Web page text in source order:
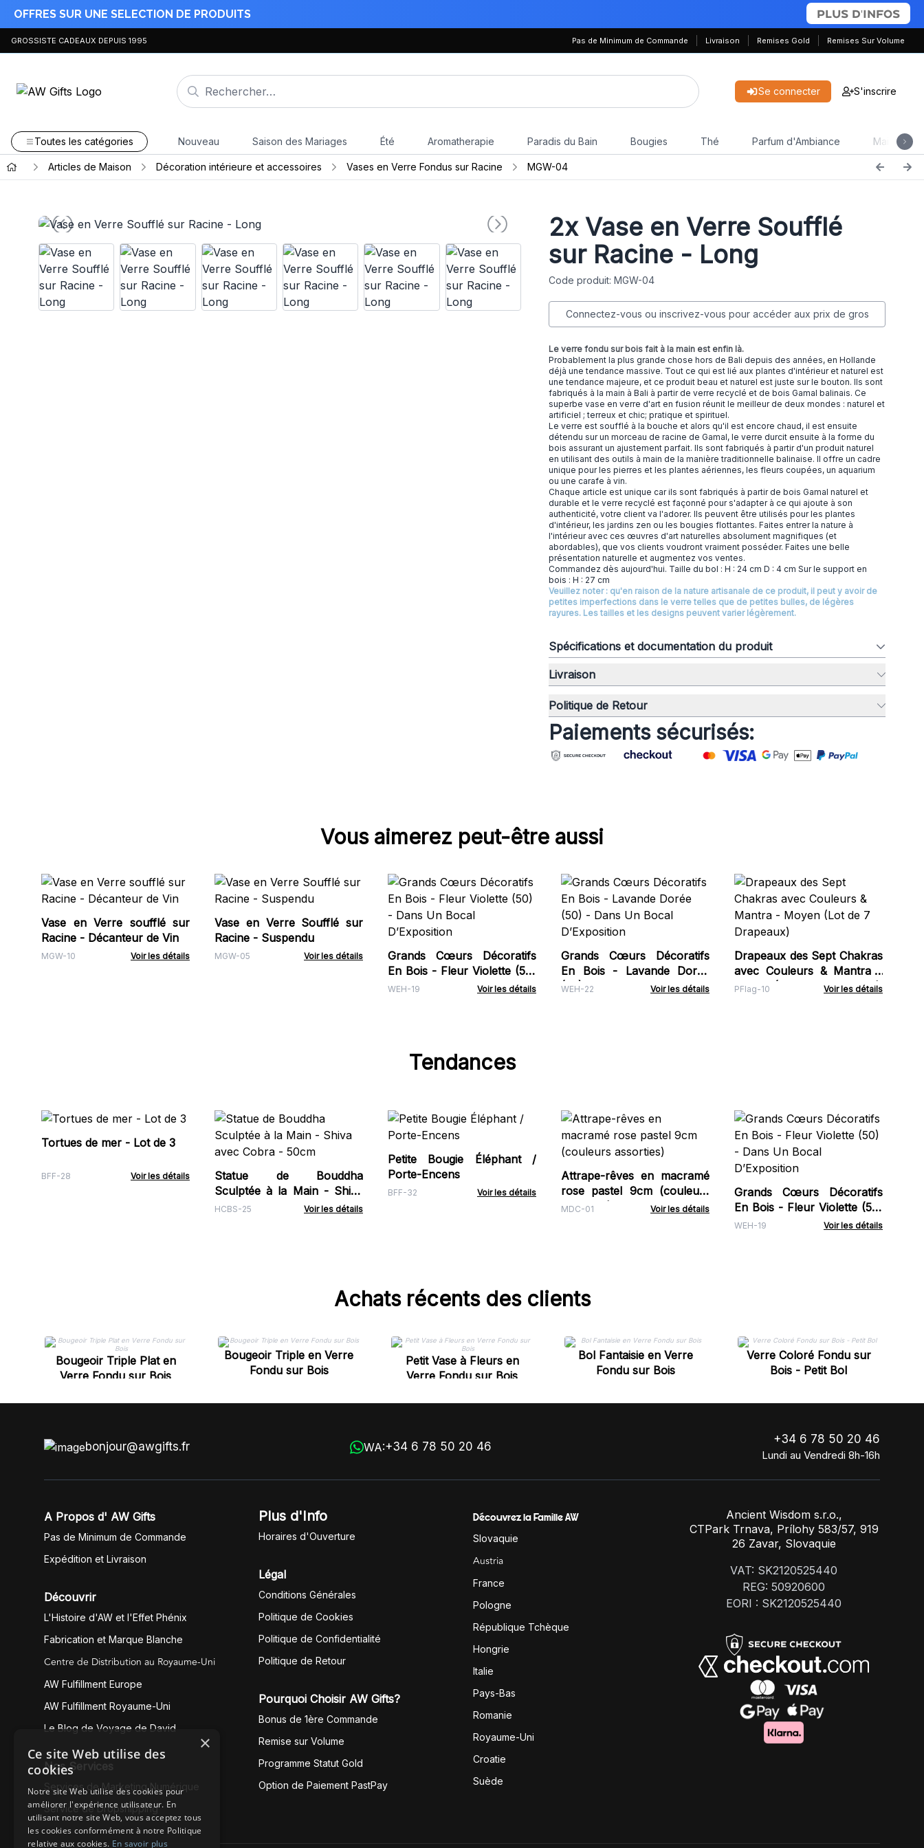
OFFRES SUR UNE SELECTION DE PRODUITS PLUS D'INFOS
GROSSISTE CADEAUX DEPUIS 1995 Pas de Minimum de Commande Livraison Remises Gold Remises Sur Volume
Se connecter S'inscrire
Toutes les catégories Nouveau Saison des Mariages Été Aromatherapie Paradis du Bain Bougies Thé Parfum d'Ambiance Maison &
Articles de Maison Décoration intérieure et accessoires Vases en Verre Fondus sur Racine MGW-04
2xVase en Verre Soufflé
sur Racine - Long
Code produit: MGW-04
Connectez-vous ou inscrivez-vous pour accéder aux prix de gros
Le verre fondu sur bois fait à la main est enfin là.
Probablement la plus grande chose hors de Bali depuis des années, en Hollande
déjà une tendance massive. Tout ce qui est lié aux plantes d'intérieur et naturel est
une tendance majeure, et ce produit beau et naturel est juste sur le bouton. Ils sont
fabriqués à la main à Bali à partir de verre recyclé et de bois Gamal balinais. Ce
superbe vase en verre d'art en fusion réunit le meilleur de deux mondes : naturel et
artificiel ; terreux et chic; pratique et spirituel.
Le verre est soufflé à la bouche et alors qu'il est encore chaud, il est ensuite
détendu sur un morceau de racine de Gamal, le verre durcit ensuite à la forme du
bois assurant un ajustement parfait. Ils sont fabriqués à partir d'un produit naturel
en utilisant des outils à main de la manière traditionnelle balinaise. Il offre un cadre
unique pour les pierres et les plantes aériennes, les fleurs coupées, un aquarium
ou une carafe à vin.
Chaque article est unique car ils sont fabriqués à partir de bois Gamal naturel et
durable et le verre recyclé est façonné pour s'adapter à ce qui ajoute à son
authenticité, votre client va l'adorer. Ils peuvent être utilisés pour les plantes
d'intérieur, les jardins zen ou les bougies flottantes. Faites entrer la nature à
l'intérieur avec ces œuvres d'art naturelles absolument magnifiques (et
abordables), que vos clients voudront vraiment posséder. Faites une belle
présentation naturelle et augmentez vos ventes.
Commandez dès aujourd'hui. Taille du bol : H : 24 cm D : 4 cm Sur le support en
bois : H : 27 cm
Veuillez noter : qu'en raison de la nature artisanale de ce produit, il peut y avoir de
petites imperfections dans le verre telles que de petites bulles, de légères
rayures. Les tailles et les designs peuvent varier légèrement.
Spécifications et documentation du produit
Livraison
Politique de Retour
Paiements sécurisés:
Vous aimerez peut-être aussi
Vase en Verre soufflé sur
Racine - Décanteur de Vin
MGW-10 Voir les détails
Vase en Verre Soufflé sur
Racine - Suspendu
MGW-05 Voir les détails
Grands Cœurs Décoratifs
En Bois - Fleur Violette (50)
- Dans Un Bocal
WEH-19 Voir les détails
Grands Cœurs Décoratifs
En Bois - Lavande Dorée
(50) - Dans Un Bocal
WEH-22 Voir les détails
Drapeaux des Sept Chakras
avec Couleurs & Mantra -
Moyen (Lot de 7 Drapeaux)
PFlag-10 Voir les détails
Tendances
Tortues de mer - Lot de 3
BFF-28 Voir les détails
Statue de Bouddha
Sculptée à la Main - Shiva
avec Cobra - 50cm
HCBS-25 Voir les détails
Petite Bougie Éléphant /
Porte-Encens
BFF-32 Voir les détails
Attrape-rêves en macramé
rose pastel 9cm (couleurs
assorties)
MDC-01 Voir les détails
Grands Cœurs Décoratifs
En Bois - Fleur Violette (50)
- Dans Un Bocal
WEH-19 Voir les détails
Achats récents des clients
Bougeoir Triple Plat en
Verre Fondu sur Bois
Bougeoir Triple en Verre
Fondu sur Bois
Petit Vase à Fleurs en
Verre Fondu sur Bois
Bol Fantaisie en Verre
Fondu sur Bois
Verre Coloré Fondu sur
Bois - Petit Bol
bonjour@awgifts.fr WA:+34 6 78 50 20 46
+34 6 78 50 20 46
Lundi au Vendredi 8h-16h
A Propos d' AW Gifts
Pas de Minimum de Commande
Expédition et Livraison
Découvrir
L'Histoire d'AW et l'Effet Phénix
Fabrication et Marque Blanche
Centre de Distribution au Royaume-Uni
AW Fulfillment Europe
AW Fulfillment Royaume-Uni
Le Blog de Voyage de David
Nos Services
Services de Marketing Numérique
Service de Dropshipping
Plus d'Info
Horaires d'Ouverture
Légal
Conditions Générales
Politique de Cookies
Politique de Confidentialité
Politique de Retour
Pourquoi Choisir AW Gifts?
Bonus de 1ère Commande
Remise sur Volume
Programme Statut Gold
Option de Paiement PastPay
Découvrez la Famille AW
Slovaquie
Austria
France
Pologne
République Tchèque
Hongrie
Italie
Pays-Bas
Romanie
Royaume-Uni
Croatie
Suède
Ancient Wisdom s.r.o.,
CTPark Trnava, Prílohy 583/57, 919
26 Zavar, Slovaquie
VAT: SK2120525440
REG: 50920600
EORI : SK2120525440
×
Ce site Web utilise des
cookies
Notre site Web utilise des cookies pour
améliorer l'expérience utilisateur. En
utilisant notre site Web, vous acceptez tous
les cookies conformément à notre Politique
relative aux cookies. En savoir plus